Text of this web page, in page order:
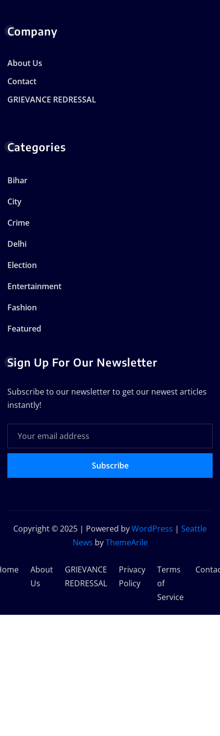
Company
About Us
Contact
GRIEVANCE REDRESSAL
Categories
Bihar
City
Crime
Delhi
Election
Entertainment
Fashion
Featured
Sign Up For Our Newsletter
Subscribe to our newsletter to get our newest articles
instantly!
Subscribe
Copyright © 2025 | Powered byWordPress | Seattle
News byThemeArile
About
Us
GRIEVANCE
REDRESSAL
Privacy
Policy
Terms
of
Service